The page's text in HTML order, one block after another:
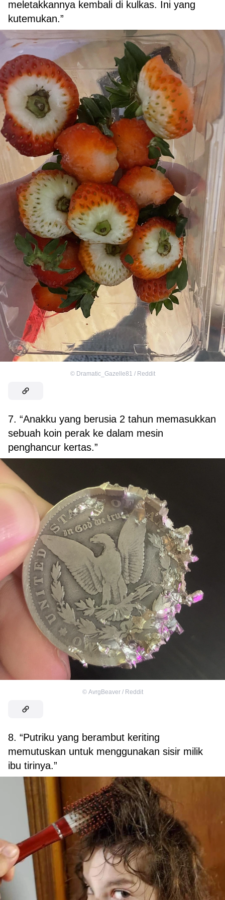
meletakkannya kembali di kulkas. Ini yang
kutemukan.”
© Dramatic_Gazelle81 / Reddit
7. “Anakku yang berusia 2 tahun memasukkan
sebuah koin perak ke dalam mesin
penghancur kertas.”
© AvrgBeaver / Reddit
8. “Putriku yang berambut keriting
memutuskan untuk menggunakan sisir milik
ibu tirinya.”